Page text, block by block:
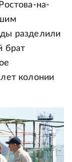
на-
разделили
брат
колонии